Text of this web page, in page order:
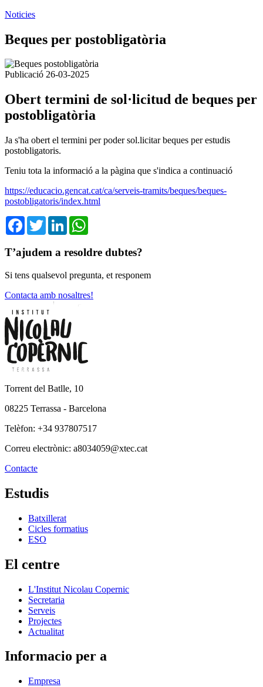
Noticies
Beques per postobligatòria
Publicació 26-03-2025
Obert termini de sol·licitud de beques per
postobligatòria
Ja s'ha obert el termini per poder sol.licitar beques per estudis
postobligatoris.
Teniu tota la informació a la pàgina que s'indica a continuació
https://educacio.gencat.cat/ca/serveis-tramits/beques/beques-
postobligatoris/index.html
FacebookTwitterLinkedIn
T’ajudem a resoldre dubtes?
Si tens qualsevol pregunta, et responem
Contacta amb nosaltres!
Torrent del Batlle, 10
08225 Terrassa - Barcelona
Telèfon: +34 937807517
Correu electrònic: a8034059@xtec.cat
Contacte
Estudis
Batxillerat
Cicles formatius
ESO
El centre
L'Institut Nicolau Copernic
Secretaria
Serveis
Projectes
Actualitat
Informacio per a
Empresa